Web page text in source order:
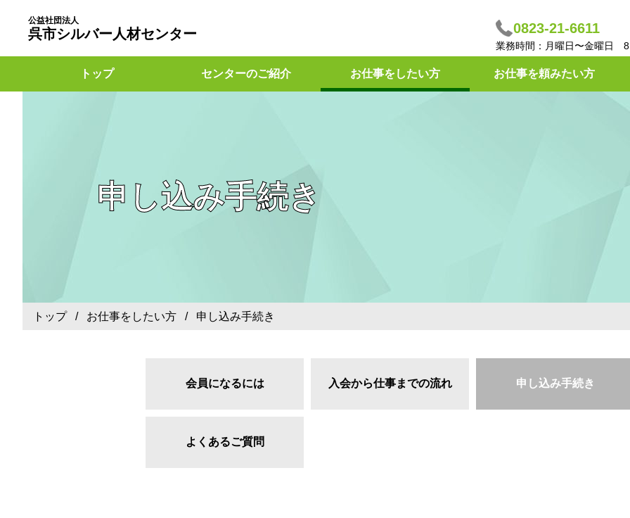
公益社団法人
呉市シルバー人材センター 0823-21-6611
業務時間：月曜日〜金曜日
トップ センターのご紹介 お仕事をしたい方 お仕事を頼みたい方
申し込み手続き
トップ/ お仕事をしたい方 / 申し込み手続き
会員になるには 入会から仕事までの流れ 申し込み手続き
よくあるご質問